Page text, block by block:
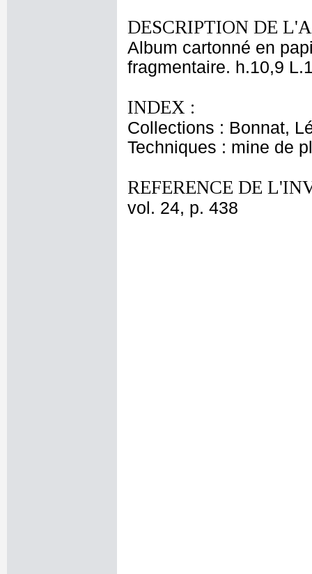
DESCRIPTION DE
Album cartonné en
fragmentaire. h.10,9
INDEX :
Collections : Bonnat,
Techniques : mine de
REFERENCE DE
vol. 24, p. 438